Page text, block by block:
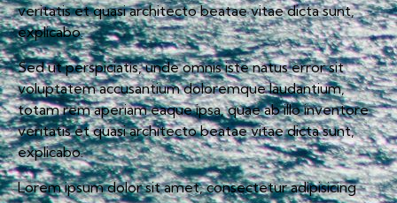
veritatis et quasi architecto beatae vitae dicta sunt,
explicabo.
Sed ut perspiciatis, unde omnis iste natus error sit
voluptatem accusantium doloremque laudantium,
totam rem aperiam eaque ipsa, quae ab illo inventore
veritatis et quasi architecto beatae vitae dicta sunt,
explicabo.
Lorem ipsum dolor sit amet, consectetur adipisicing